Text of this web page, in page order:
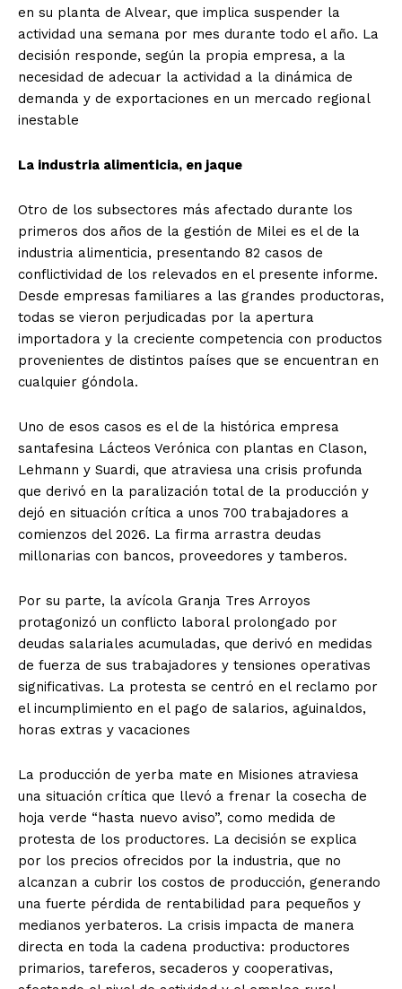
en su planta de Alvear, que implica suspender la
actividad una semana por mes durante todo el año. La
decisión responde, según la propia empresa, a la
necesidad de adecuar la actividad a la dinámica de
demanda y de exportaciones en un mercado regional
inestable
La industria alimenticia, en jaque
Otro de los subsectores más afectado durante los
primeros dos años de la gestión de Milei es el de la
industria alimenticia, presentando 82 casos de
conflictividad de los relevados en el presente informe.
Desde empresas familiares a las grandes productoras,
todas se vieron perjudicadas por la apertura
importadora y la creciente competencia con productos
provenientes de distintos países que se encuentran en
cualquier góndola.
Uno de esos casos es el de la histórica empresa
santafesina Lácteos Verónica con plantas en Clason,
Lehmann y Suardi, que atraviesa una crisis profunda
que derivó en la paralización total de la producción y
dejó en situación crítica a unos 700 trabajadores a
comienzos del 2026. La firma arrastra deudas
millonarias con bancos, proveedores y tamberos.
Por su parte, la avícola Granja Tres Arroyos
protagonizó un conflicto laboral prolongado por
deudas salariales acumuladas, que derivó en medidas
de fuerza de sus trabajadores y tensiones operativas
significativas. La protesta se centró en el reclamo por
el incumplimiento en el pago de salarios, aguinaldos,
horas extras y vacaciones
La producción de yerba mate en Misiones atraviesa
una situación crítica que llevó a frenar la cosecha de
hoja verde “hasta nuevo aviso”, como medida de
protesta de los productores. La decisión se explica
por los precios ofrecidos por la industria, que no
alcanzan a cubrir los costos de producción, generando
una fuerte pérdida de rentabilidad para pequeños y
medianos yerbateros. La crisis impacta de manera
directa en toda la cadena productiva: productores
primarios, tareferos, secaderos y cooperativas,